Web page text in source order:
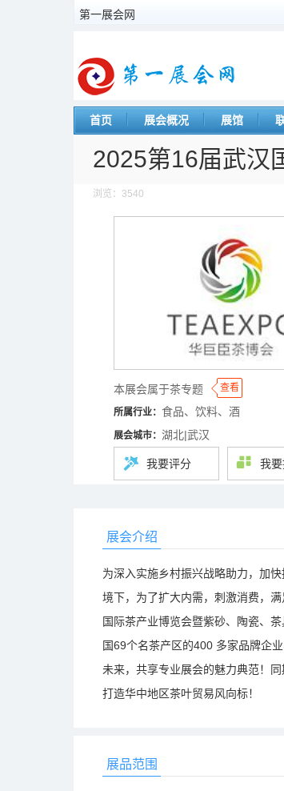
第一展会网
首页 展会概况 展馆
2025第16届武汉
浏览：3540
本展会属于茶专题 ◆
◆查看
所属行业： 食品、饮料、酒
展会城市： 湖北|武汉
我要评分 我要
展会介绍
为深入实施乡村振兴战略助力，加
境下，为了扩大内需，刺激消费，
国际茶产业博览会暨紫砂、陶瓷、
国69个名茶产区的400 多家品牌企
未来，共享专业展会的魅力典范！
打造华中地区茶叶贸易风向标！
展品范围